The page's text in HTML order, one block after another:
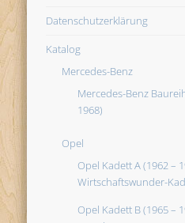
Datenschutzerklärung
Katalog
Mercedes-Benz
Mercedes-Benz
1968)
Opel
Opel Kadett A (1962 –
Wirtschaftswunder-
Opel Kadett B (1965 –